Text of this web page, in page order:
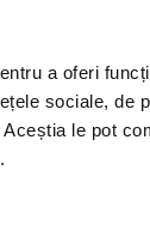
a oferi
sociale, de
le pot